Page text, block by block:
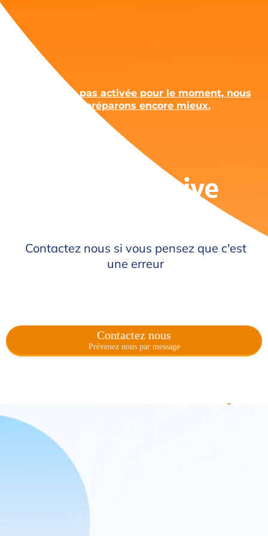
L'offre n'est pas activée pour le moment, nous
vous préparons encore mieux.
Page inactive
Contactez nous si vous pensez que c'est
une erreur
Contactez nous
Prévenez nous par message